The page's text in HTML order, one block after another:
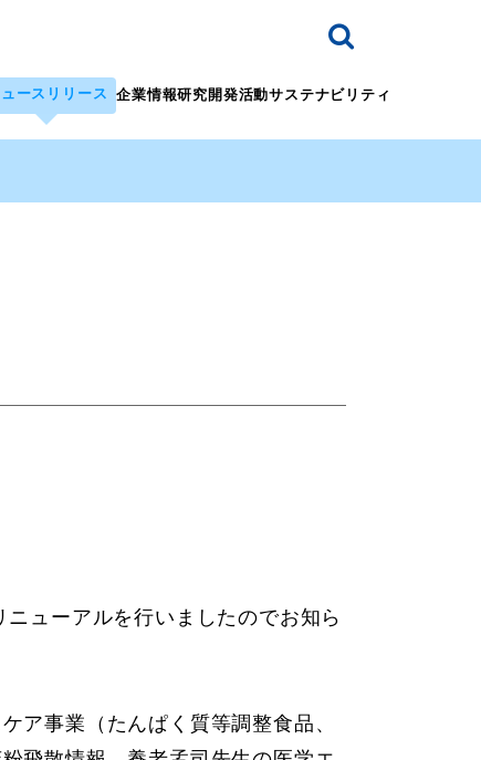
ースリリース 企業情報研究開発活動サステナビリティ
ューアルを行いましたのでお知ら
ア事業（たんぱく質等調整食品、